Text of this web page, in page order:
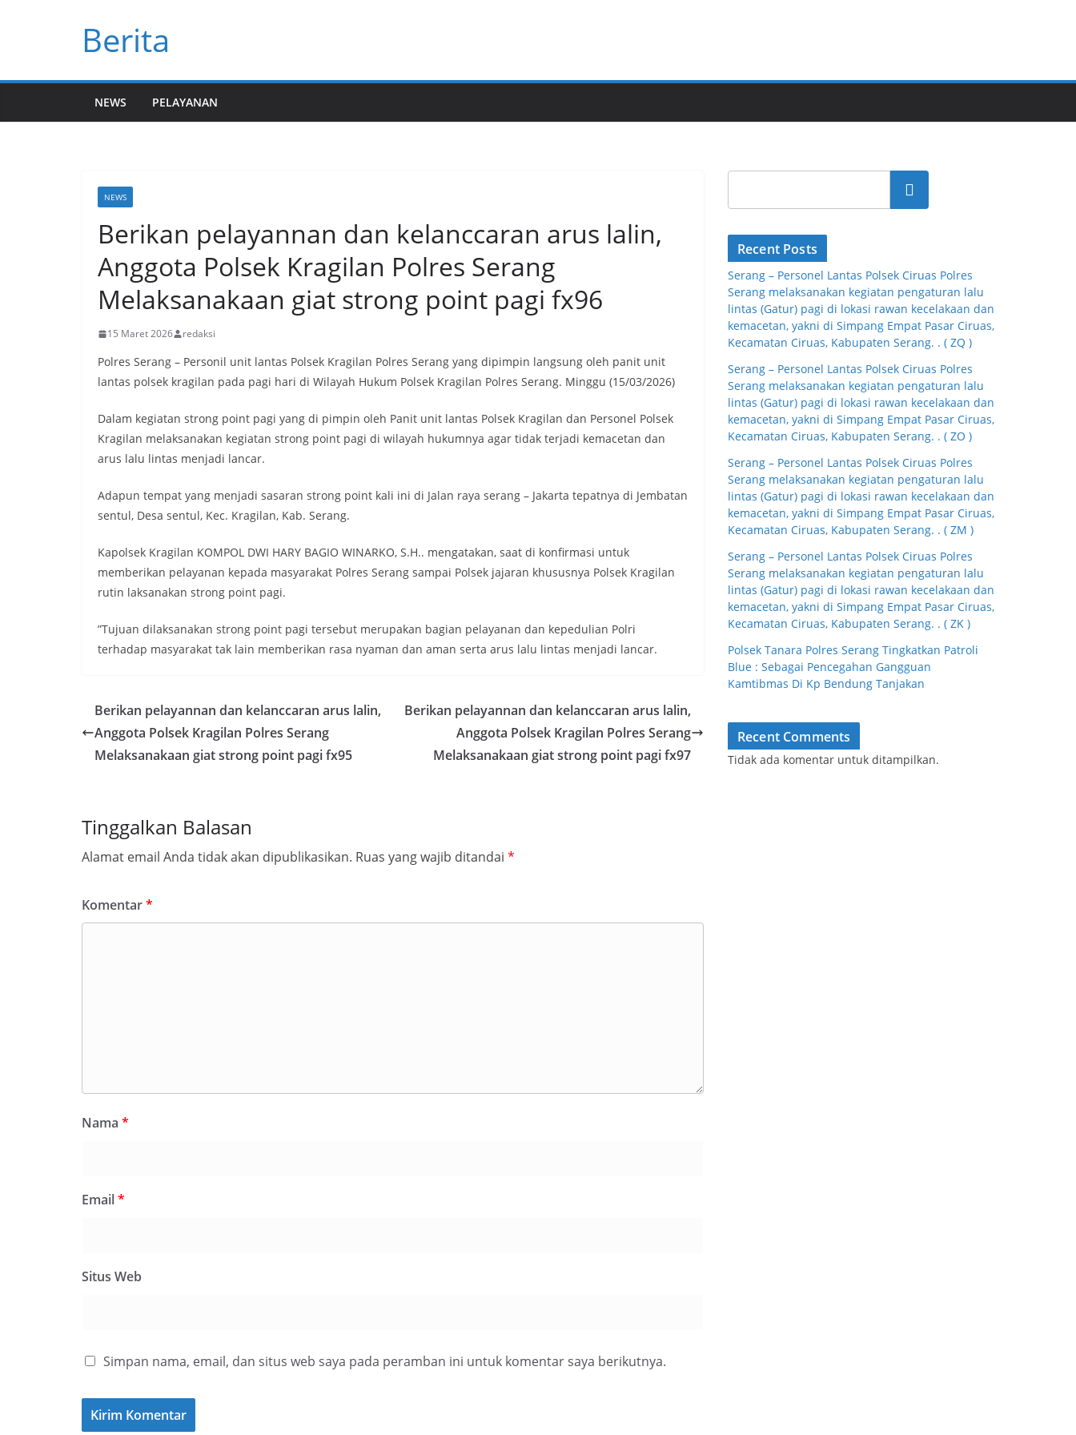
Berita
NEWS PELAYANAN
NEWS
Berikan pelayannan dan kelanccaran arus lalin,
Anggota Polsek Kragilan Polres Serang
Melaksanakaan giat strong point pagi fx96
15 Maret 2026 redaksi
Polres Serang – Personil unit lantas Polsek Kragilan Polres Serang yang dipimpin langsung oleh panit unit
lantas polsek kragilan pada pagi hari di Wilayah Hukum Polsek Kragilan Polres Serang. Minggu (15/03/2026)
Dalam kegiatan strong point pagi yang di pimpin oleh Panit unit lantas Polsek Kragilan dan Personel Polsek
Kragilan melaksanakan kegiatan strong point pagi di wilayah hukumnya agar tidak terjadi kemacetan dan
arus lalu lintas menjadi lancar.
Adapun tempat yang menjadi sasaran strong point kali ini di Jalan raya serang – Jakarta tepatnya di Jembatan
sentul, Desa sentul, Kec. Kragilan, Kab. Serang.
Kapolsek Kragilan KOMPOL DWI HARY BAGIO WINARKO, S.H.. mengatakan, saat di konfirmasi untuk
memberikan pelayanan kepada masyarakat Polres Serang sampai Polsek jajaran khususnya Polsek Kragilan
rutin laksanakan strong point pagi.
”Tujuan dilaksanakan strong point pagi tersebut merupakan bagian pelayanan dan kepedulian Polri
terhadap masyarakat tak lain memberikan rasa nyaman dan aman serta arus lalu lintas menjadi lancar.
Berikan pelayannan dan kelanccaran arus lalin,
Anggota Polsek Kragilan Polres Serang
Melaksanakaan giat strong point pagi fx95
Berikan pelayannan dan kelanccaran arus lalin,
Anggota Polsek Kragilan Polres Serang
Melaksanakaan giat strong point pagi fx97
Tinggalkan Balasan
Alamat email Anda tidak akan dipublikasikan. Ruas yang wajib ditandai *
Komentar*
Nama *
Email*
Situs Web
Simpan nama, email, dan situs web saya pada peramban ini untuk komentar saya berikutnya.
Cari
Recent Posts
Serang – Personel Lantas Polsek Ciruas Polres
Serang melaksanakan kegiatan pengaturan lalu
lintas (Gatur) pagi di lokasi rawan kecelakaan dan
kemacetan, yakni di Simpang Empat Pasar Ciruas,
Kecamatan Ciruas, Kabupaten Serang. . ( ZQ )
Serang – Personel Lantas Polsek Ciruas Polres
Serang melaksanakan kegiatan pengaturan lalu
lintas (Gatur) pagi di lokasi rawan kecelakaan dan
kemacetan, yakni di Simpang Empat Pasar Ciruas,
Kecamatan Ciruas, Kabupaten Serang. . ( ZO )
Serang – Personel Lantas Polsek Ciruas Polres
Serang melaksanakan kegiatan pengaturan lalu
lintas (Gatur) pagi di lokasi rawan kecelakaan dan
kemacetan, yakni di Simpang Empat Pasar Ciruas,
Kecamatan Ciruas, Kabupaten Serang. . ( ZM )
Serang – Personel Lantas Polsek Ciruas Polres
Serang melaksanakan kegiatan pengaturan lalu
lintas (Gatur) pagi di lokasi rawan kecelakaan dan
kemacetan, yakni di Simpang Empat Pasar Ciruas,
Kecamatan Ciruas, Kabupaten Serang. . ( ZK )
Polsek Tanara Polres Serang Tingkatkan Patroli
Blue : Sebagai Pencegahan Gangguan
Kamtibmas Di Kp Bendung Tanjakan
Recent Comments
Tidak ada komentar untuk ditampilkan.